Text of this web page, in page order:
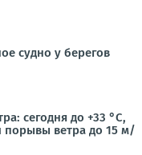
судно у берегов
сегодня до +33 °C,
порывы ветра до 15 м/